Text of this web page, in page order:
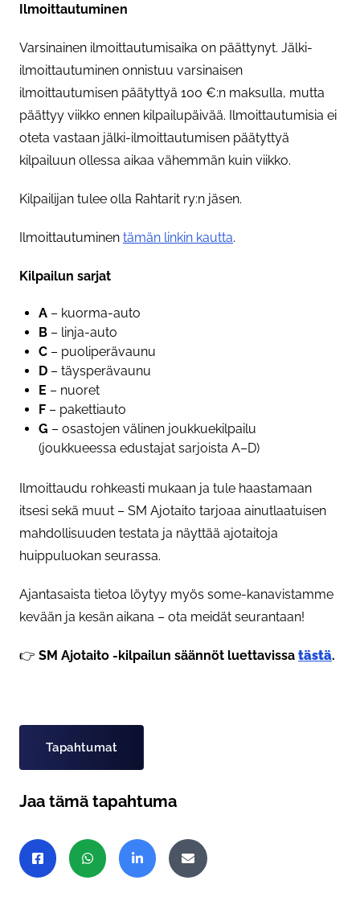
Ilmoittautuminen
Varsinainen ilmoittautumisaika on päättynyt. Jälki-
ilmoittautuminen onnistuu varsinaisen
ilmoittautumisen päätyttyä 100 €:n maksulla, mutta
päättyy viikko ennen kilpailupäivää. Ilmoittautumisia ei
oteta vastaan jälki-ilmoittautumisen päätyttyä
kilpailuun ollessa aikaa vähemmän kuin viikko.
Kilpailijan tulee olla Rahtarit ry:n jäsen.
Ilmoittautuminen tämän linkin kautta.
Kilpailun sarjat
A – kuorma-auto
B – linja-auto
C – puoliperävaunu
D – täysperävaunu
E – nuoret
F – pakettiauto
G – osastojen välinen joukkuekilpailu
(joukkueessa edustajat sarjoista A–D)
Ilmoittaudu rohkeasti mukaan ja tule haastamaan
itsesi sekä muut – SM Ajotaito tarjoaa ainutlaatuisen
mahdollisuuden testata ja näyttää ajotaitoja
huippuluokan seurassa.
Ajantasaista tietoa löytyy myös some-kanavistamme
kevään ja kesän aikana – ota meidät seurantaan!
👉 SM Ajotaito -kilpailun säännöt luettavissa tästä.
Tapahtumat
Jaa tämä tapahtuma
Jaa sivu
Jaa Facebookissa
Jaa WhatsAppissa
Jaa LinkedInissäJaa sähköpostitse